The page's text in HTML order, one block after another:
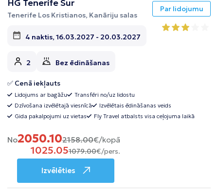
HG Tenerife Sur
Tenerife Los Kristianos, Kanāriju salas
4 naktis, 16.03.2027 - 20.03.2027
2 Bez ēdināšanas
✅ Cenā iekļauts
Lidojums ar bagāžu
Transfēri no/uz lidostu
Dzīvošana izvēlētajā viesnīcā
Izvēlētais ēdināšanas veids
Gida pakalpojumi uz vietas
Fly Travel atbalsts visa ceļojuma laikā
Par lidojumu
No2050.102158.00€/kopā
1025.051079.00€/pers.
Izvēlēties